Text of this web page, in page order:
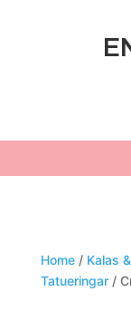
Home/ Kalas
Tatueringar/